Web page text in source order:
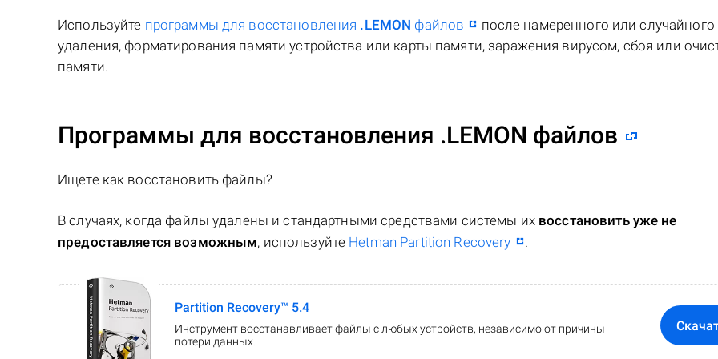
Используйте программы для восстановления .LEMON файлов
после намеренного или случайного
удаления, форматирования памяти устройства или карты памяти, заражения вирусом, сбоя или
памяти.
Программы для восстановления .LEMON файлов
Ищете как восстановить файлы?
В случаях, когда файлы удалены и стандартными средствами системы их восстановить уже не
предоставляется возможным, используйте Hetman Partition Recovery .
Partition Recovery™ 5.4
Инструмент восстанавливает файлы с любых устройств, независимо от причины
потери данных.